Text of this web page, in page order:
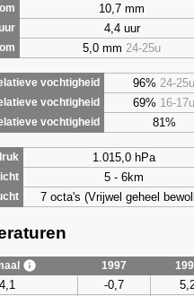
10,7 mm
4,4 uur
5,0 mm 24-25u
vochtigheid 96% 24-25u
vochtigheid 69% 16-17u
vochtigheid 81%
1.015,0 hPa
5 - 6km
7 octa's (Vrijwel geheel
1997
4,1 -0,7